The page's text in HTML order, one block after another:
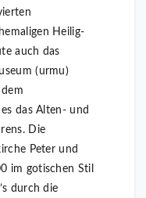
Heilig-
auch das
(urmu)
das Alten- und
Die
Peter und
im gotischen Stil
durch die